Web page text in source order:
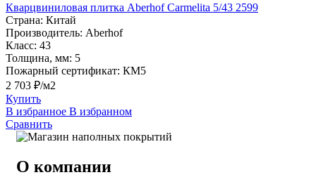
Кварцвиниловая плитка Aberhof Carmelita 5/43 2599
Страна: Китай
Производитель: Aberhof
Класс: 43
Толщина, мм: 5
Пожарный сертификат: КМ5
2 703 ₽/м2
Купить
В избранное В избранном
Сравнить
О компании